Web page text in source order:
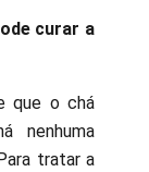
curar a
que o chá
nenhuma
tratar a